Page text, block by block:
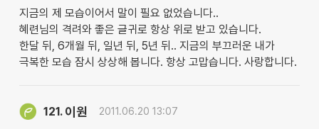
지금의 제 모습이어서 말이 필요 없었습니다..
혜련님의 격려와 좋은 글귀로 항상 위로 받고 있습니다.
한달 뒤, 6개월 뒤, 일년 뒤, 5년 뒤.. 지금의 부끄러운 내가
극복한 모습 잠시 상상해 봅니다. 항상 고맙습니다. 사랑합니다.
121. 이원 2011.06.20 13:07